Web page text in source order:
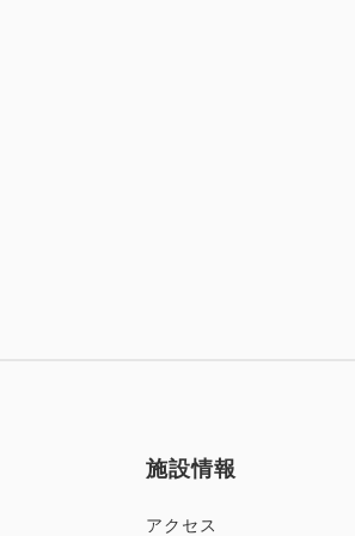
施設情報
アクセス